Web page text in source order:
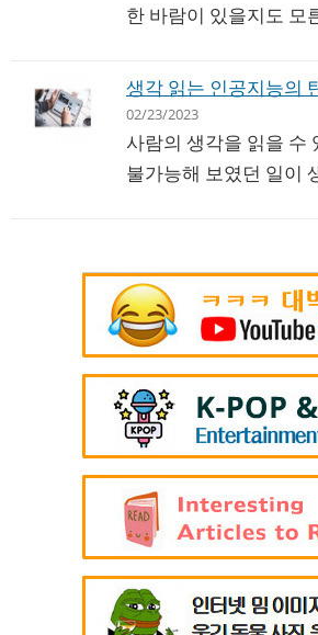
한 바람이 있을지도 모
생각 읽는 인공지능의
02/23/2023
사람의 생각을 읽을 수
불가능해 보였던 일이